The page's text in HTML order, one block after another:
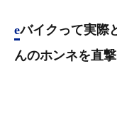
eバイクって実際どうなの？ 試乗で体感した皆さ
んのホンネを直撃